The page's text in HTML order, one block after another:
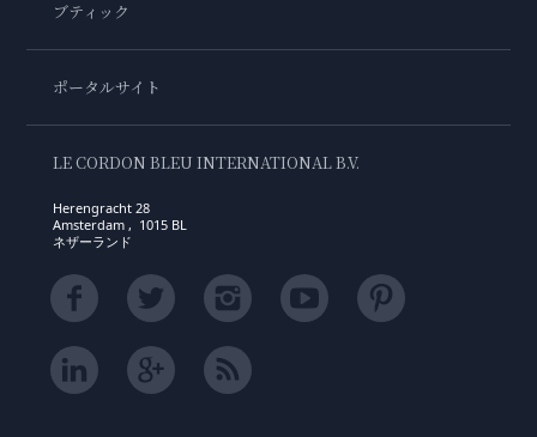
ブティック
ポータルサイト
LE CORDON BLEU INTERNATIONAL B.V.
Herengracht 28
Amsterdam , 1015 BL
ネザーランド